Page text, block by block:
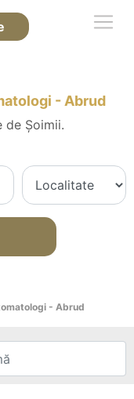
- Abrud
de Șoimii.
- Abrud